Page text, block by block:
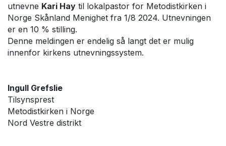
utnevne Kari Hay til lokalpastor for Metodistkirken i
Norge Skånland Menighet fra 1/8 2024. Utnevningen
er en 10 % stilling.
Denne meldingen er endelig så langt det er mulig
innenfor kirkens utnevningssystem.
Ingull Grefslie
Tilsynsprest
Metodistkirken i Norge
Nord Vestre distrikt